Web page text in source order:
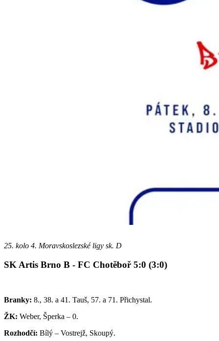
25. kolo 4. Moravskoslezské ligy sk. D
SK Artis Brno B - FC Chotěboř 5:0 (3:0)
Branky: 8., 38. a 41. Tauš, 57. a 71. Přichystal.
ŽK: Weber, Šperka – 0.
Rozhodčí: Bílý – Vostrejž, Skoupý.